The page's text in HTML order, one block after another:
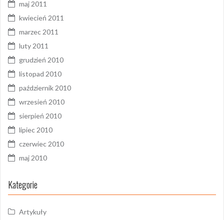
maj 2011
kwiecień 2011
marzec 2011
luty 2011
grudzień 2010
listopad 2010
październik 2010
wrzesień 2010
sierpień 2010
lipiec 2010
czerwiec 2010
maj 2010
Kategorie
Artykuły